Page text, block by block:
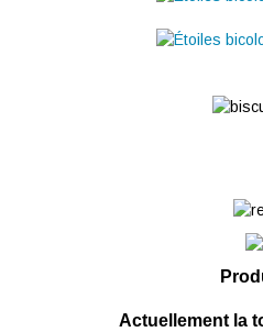
Actuellement la